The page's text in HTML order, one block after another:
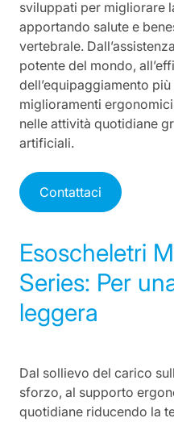
sviluppati per migliorare
apportando salute e
vertebrale.
potente del mondo,
dell’equipaggiamento
miglioramenti
nelle attività quotidiane
artificiali.
Contattaci
Esoscheletri
Series: Per
leggera
Dal sollievo del carico
sforzo, al supporto
quotidiane riducendo la